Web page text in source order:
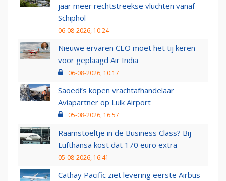
jaar meer rechtstreekse vluchten vanaf
Schiphol
06-08-2026, 10:24
Nieuwe ervaren CEO moet het tij keren
voor geplaagd Air India
06-08-2026, 10:17
Saoedi’s kopen vrachtafhandelaar
Aviapartner op Luik Airport
05-08-2026, 16:57
Raamstoeltje in de Business Class? Bij
Lufthansa kost dat 170 euro extra
05-08-2026, 16:41
Cathay Pacific ziet levering eerste Airbus